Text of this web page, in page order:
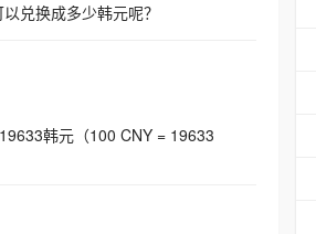
兑换成多少韩元呢？
韩元（100 CNY = 19633